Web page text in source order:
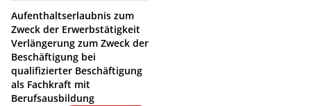
Aufenthaltserlaubnis zum
Zweck der Erwerbstätigkeit
Verlängerung zum Zweck der
Beschäftigung bei
qualifizierter Beschäftigung
als Fachkraft mit
Berufsausbildung